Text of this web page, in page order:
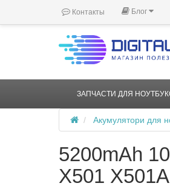
Контакты Блог
ЗАПЧАСТИ ДЛЯ
Акумулятори для
5200mAh
X501